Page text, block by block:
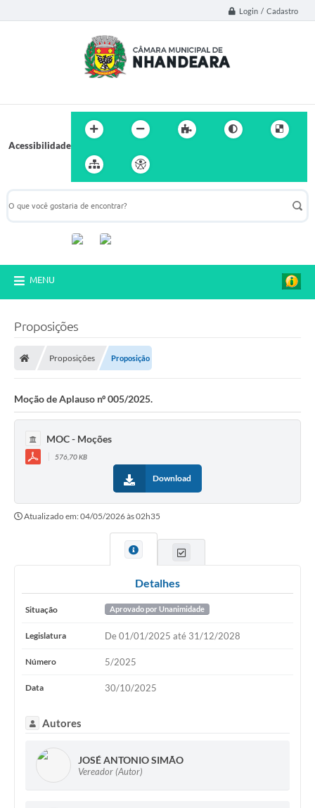
Login / Cadastro
Acessibilidade
MENU
Proposições
Proposições Proposição
Moção de Aplauso nº 005/2025.
MOC - Moções
576,70 KB
Download
Atualizado em: 04/05/2026 às 02h35
Detalhes
Situação Aprovado por Unanimidade
Legislatura De 01/01/2025 até 31/12/2028
Número 5/2025
Data 30/10/2025
Autores
JOSÉ ANTONIO SIMÃO
Vereador (Autor)